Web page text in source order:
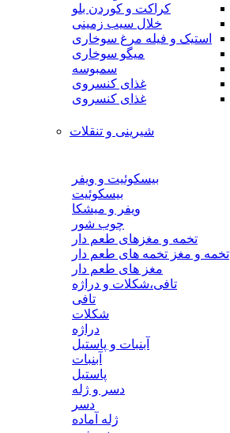
کراکت و کوردن بلو
خلال سیب زمینی
استیک و فیله مرغ سوخاری
میگو سوخاری
سمبوسه
غذای کنسروی
غذای کنسروی
شیرینی و تنقلات
بیسکوئیت و ویفر
بیسکوئیت
ویفر و میشکا
چوب شور
تخمه و مغزهای طعم دار
تخمه و مغز تخمه های طعم دار
مغز های طعم دار
تافی،شکلات و دراژه
تافی
شکلات
دراژه
آبنبات و پاستیل
آبنبات
پاستیل
دسر و ژله
دسر
ژله آماده